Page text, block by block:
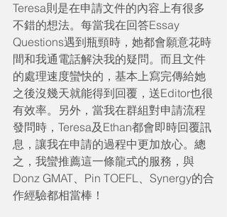
Teresa則是在申請文件的內容上有很多
不錯的想法。每當我在回答Essay
Questions遇到瓶頸時，她都會願意花時
間和我通電話解決我的疑問。而且文件
的處理速度蠻快的，基本上寫完傳給她
之後沒幾天就能得到回覆，送Editor也很
有效率。另外，當我在群組對申請流程
發問時，Teresa及Ethan都會即時回覆訊
息，讓我在申請的過程中更加放心。總
之，我蠻推薦這一條龍式的服務，與
Donz GMAT、Pin TOEFL、Synergy的合
作經驗都相當棒！